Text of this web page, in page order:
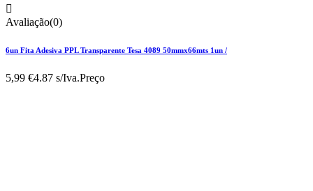

Avaliação(0)
6un Fita Adesiva PPL Transparente Tesa 4089 50mmx66mts 1un /
5,99 €4.87 s/Iva.Preço